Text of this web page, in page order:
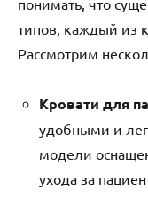
понимать, что
типов, каждый из
Рассмотрим
Кровати для
удобными и
модели
ухода за